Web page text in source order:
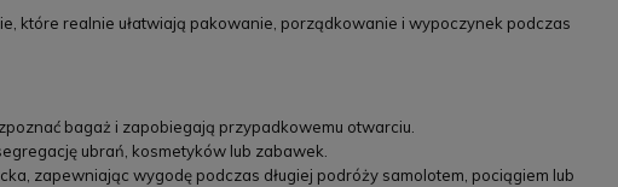
które realnie ułatwiają pakowanie, porządkowanie i wypoczynek podczas
bagaż i zapobiegają przypadkowemu otwarciu.
ubrań, kosmetyków lub zabawek.
zapewniając wygodę podczas długiej podróży samolotem, pociągiem lub